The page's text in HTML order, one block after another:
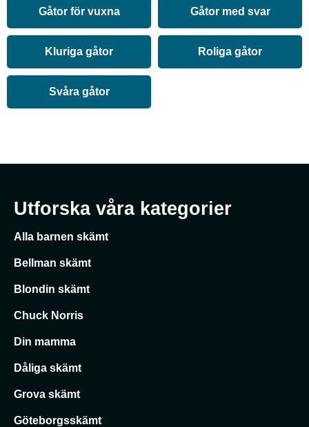
Gåtor för vuxna Gåtor med svar
Kluriga gåtor Roliga gåtor
Svåra gåtor
Utforska våra kategorier
Alla barnen skämt
Bellman skämt
Blondin skämt
Chuck Norris
Din mamma
Dåliga skämt
Grova skämt
Göteborgsskämt